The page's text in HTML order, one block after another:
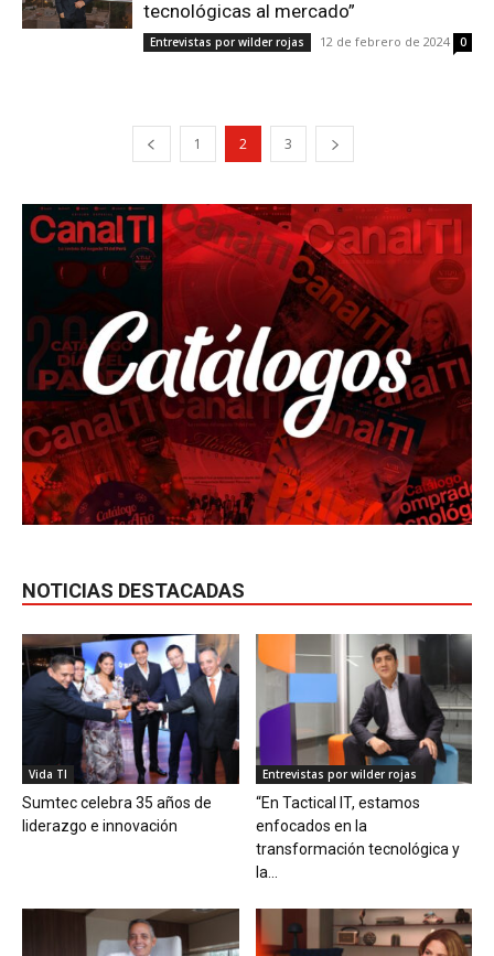
tecnológicas al mercado”
Entrevistas por wilder rojas 12 de febrero de 2024 0
1 2 3
NOTICIAS DESTACADAS
Vida TI
Sumtec celebra 35 años de
liderazgo e innovación
Entrevistas por wilder rojas
“En Tactical IT, estamos
enfocados en la
transformación tecnológica y
la...